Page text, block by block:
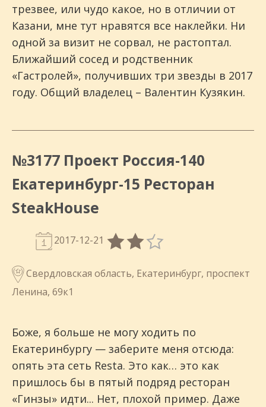
трезвее, или чудо какое, но в отличии от
Казани, мне тут нравятся все наклейки. Ни
одной за визит не сорвал, не растоптал.
Ближайший сосед и родственник
«Гастролей», получивших три звезды в 2017
году. Общий владелец – Валентин Кузякин.
№3177 Проект Россия-140
Екатеринбург-15 Ресторан
SteakHouse
2017-12-21
Свердловская область, Екатеринбург, проспект
Ленина, 69к1
Боже, я больше не могу ходить по
Екатеринбургу — заберите меня отсюда:
опять эта сеть Resta. Это как… это как
пришлось бы в пятый подряд ресторан
«Гинзы» идти... Нет, плохой пример. Даже